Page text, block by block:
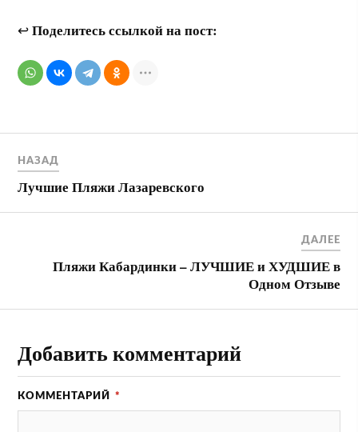
↩Поделитесь ссылкой на пост:
НАЗАД
Лучшие Пляжи Лазаревского
ДАЛЕЕ
Пляжи Кабардинки – ЛУЧШИЕ и ХУДШИЕ в
Одном Отзыве
Добавить комментарий
КОММЕНТАРИЙ *